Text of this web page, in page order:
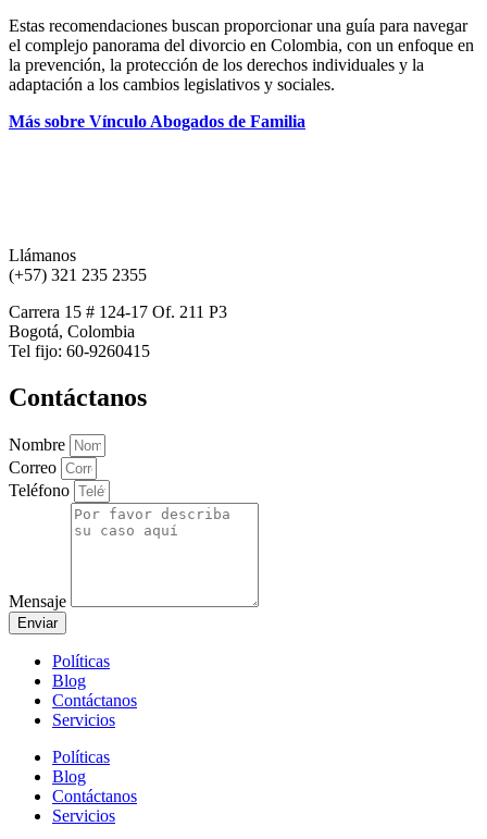
Estas recomendaciones buscan proporcionar una guía para navegar
el complejo panorama del divorcio en Colombia, con un enfoque en
la prevención, la protección de los derechos individuales y la
adaptación a los cambios legislativos y sociales.
Más sobre Vínculo Abogados de Familia
Llámanos
(+57) 321 235 2355
Carrera 15 # 124-17 Of. 211 P3
Bogotá, Colombia
Tel fijo: 60-9260415
Contáctanos
Nombre
Correo
Teléfono
Mensaje
Enviar
Políticas
Blog
Contáctanos
Servicios
Políticas
Blog
Contáctanos
Servicios